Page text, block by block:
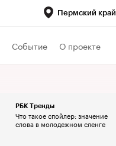
Пермский край
Событие О проекте
РБК Тренды
Что такое спойлер: значение
слова в молодежном сленге